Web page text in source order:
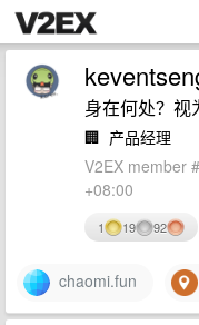
身在何处？视
🏢 产品经理
V2EX member
+08:00
1 19 92
chaomi.fun